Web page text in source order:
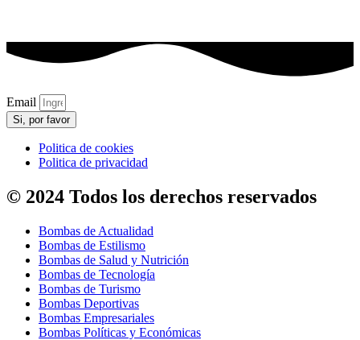
Email
Si, por favor
Politica de cookies
Politica de privacidad
© 2024 Todos los derechos reservados
Bombas de Actualidad
Bombas de Estilismo
Bombas de Salud y Nutrición
Bombas de Tecnología
Bombas de Turismo
Bombas Deportivas
Bombas Empresariales
Bombas Políticas y Económicas